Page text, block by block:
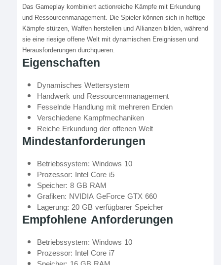
Das Gameplay kombiniert actionreiche Kämpfe mit Erkundung
und Ressourcenmanagement. Die Spieler können sich in heftige
Kämpfe stürzen, Waffen herstellen und Allianzen bilden, während
sie eine riesige offene Welt mit dynamischen Ereignissen und
Herausforderungen durchqueren.
Eigenschaften
Dynamisches Wettersystem
Handwerk und Ressourcenmanagement
Fesselnde Handlung mit mehreren Enden
Verschiedene Kampfmechaniken
Reiche Erkundung der offenen Welt
Mindestanforderungen
Betriebssystem: Windows 10
Prozessor: Intel Core i5
Speicher: 8 GB RAM
Grafiken: NVIDIA GeForce GTX 660
Lagerung: 20 GB verfügbarer Speicher
Empfohlene Anforderungen
Betriebssystem: Windows 10
Prozessor: Intel Core i7